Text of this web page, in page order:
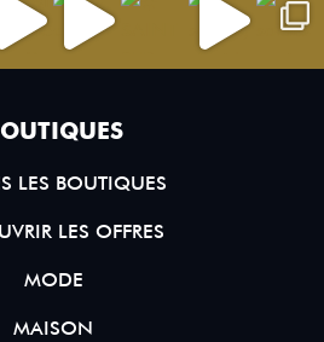
LES BOUTIQUES
LES OFFRES
MODE
MAISON